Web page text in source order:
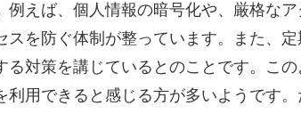
例えば、個人情報の暗号化や、厳格な
スを防ぐ体制が整っています。また、
る対策を講じているとのことです。こ
利用できると感じる方が多いようです